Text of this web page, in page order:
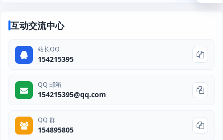
互动交流中心
站长QQ
154215395
QQ 邮箱
154215395@qq.com
QQ 群
154895805